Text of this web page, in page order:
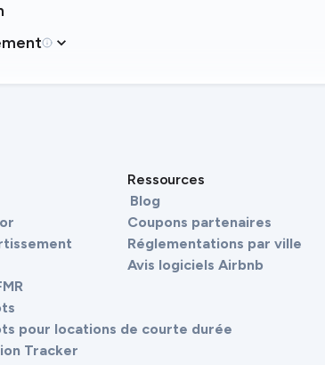
pour locations de courte durée
Tracker
Ressources
Blog
Coupons partenaires
Réglementations par ville
Avis logiciels Airbnb